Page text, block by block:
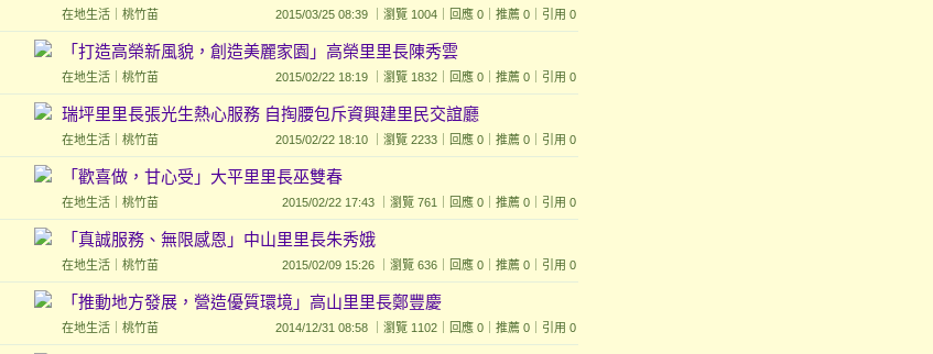
在地生活 桃竹苗 2015/03/25 08:39 ｜瀏覽 1004｜回應 0｜推薦 0｜引用 0
「打造高榮新風貌，創造美麗家園」高榮里里長陳秀雲
在地生活 桃竹苗 2015/02/22 18:19 ｜瀏覽 1832｜回應 0｜推薦 0｜引用 0
瑞坪里里長張光生熱心服務 自掏腰包斥資興建里民交誼廳
在地生活 桃竹苗 2015/02/22 18:10 ｜瀏覽 2233｜回應 0｜推薦 0｜引用 0
「歡喜做，甘心受」大平里里長巫雙春
在地生活 桃竹苗 2015/02/22 17:43 ｜瀏覽 761｜回應 0｜推薦 0｜引用 0
「真誠服務、無限感恩」中山里里長朱秀娥
在地生活 桃竹苗 2015/02/09 15:26 ｜瀏覽 636｜回應 0｜推薦 0｜引用 0
「推動地方發展，營造優質環境」高山里里長鄭豐慶
在地生活 桃竹苗 2014/12/31 08:58 ｜瀏覽 1102｜回應 0｜推薦 0｜引用 0